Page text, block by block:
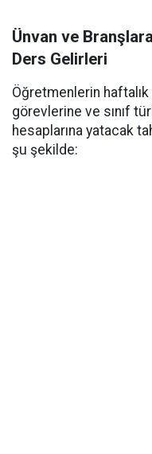
Ünvan ve
Ders Gelirleri
Öğretmenlerin
görevlerine ve sınıf
hesaplarına yatacak
şu şekilde: